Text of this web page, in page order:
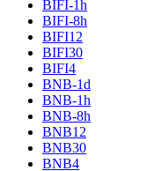
BIFI-1h
BIFI-8h
BIFI12
BIFI30
BIFI4
BNB-1d
BNB-1h
BNB-8h
BNB12
BNB30
BNB4